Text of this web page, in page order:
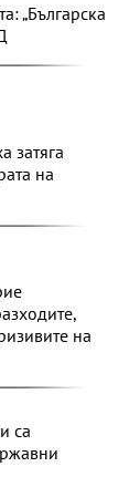
„Българска
затяга
на
на
са